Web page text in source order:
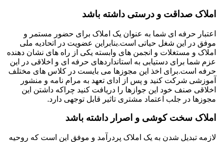
املاک صداقت و درستی داشته باشد
اعتبار حرفه ای شما به عنوان یک املاک برای حضور مستمر و
موفق در این شغل حیاتی است.بنابراین عضویت در اتحادیه ملی
املاک و مستغلات و انجمن های وابسته یکی از راه های نشان دهنده
عزم شما برای دستیابی به استانداردهای حرفه ای و اخلاقی در این
حرفه است.برای اخذ این مجوزها می بایست در کلاس های مختلف
آموزشی شرکت کنید و پس از ادای تعهد به مرام نامه و منشور
اخلاقی صنف خود این جوازها را دریافت کنید چراکه داشتن این
مجوزها در جلب اعتماد مشتری تاثیر قابل توجهی دارد.
املاک سخت کوشی و اصرار داشته باشد
لازمه تبدیل شدن به یک املاک پردرآمد و موفق این است که روحیه